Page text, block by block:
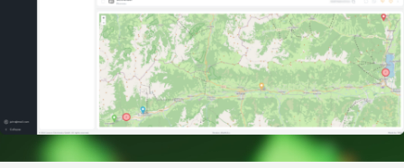
Controllo Edifici Scalabile. A Livello Globale.
Inizia subito